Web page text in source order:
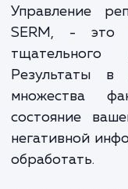
негативных
создания и
Каждый из
уменьшить
конкретных